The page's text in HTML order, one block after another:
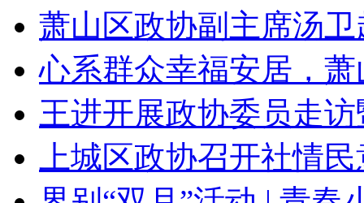
萧山区政协副主席汤
心系群众幸福安居，萧
王进开展政协委员走
上城区政协召开社情